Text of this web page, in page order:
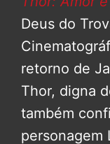
Deus do
retorno de
Thor, digna
também
personagem